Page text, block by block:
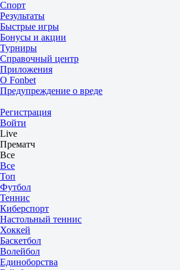
Спорт
Результаты
Быстрые игры
Бонусы и акции
Турниры
Справочный центр
Приложения
О Fonbet
Предупреждение о вреде
Регистрация
Войти
Live
Прематч
Все
Все
Топ
Футбол
Теннис
Киберспорт
Настольный теннис
Хоккей
Баскетбол
Волейбол
Единоборства